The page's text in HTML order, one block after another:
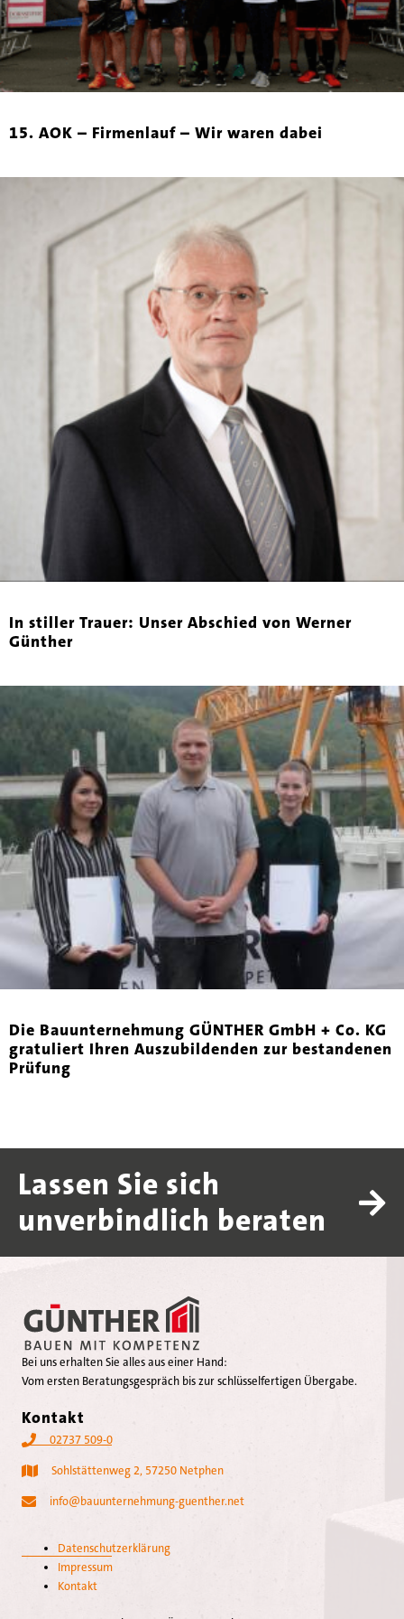
15. AOK – Firmenlauf – Wir waren dabei
In stiller Trauer: Unser Abschied von Werner
Günther
Die Bauunternehmung GÜNTHER GmbH + Co. KG
gratuliert Ihren Auszubildenden zur bestandenen
Prüfung
Lassen Sie sich
unverbindlich beraten
Bei uns erhalten Sie alles aus einer Hand:
Vom ersten Beratungsgespräch bis zur schlüsselfertigen Übergabe.
Kontakt
02737 509-0
google maps
Sohlstättenweg 2, 57250 Netphen
info@bauunternehmung-guenther.net
Datenschutzerklärung
Impressum
Kontakt